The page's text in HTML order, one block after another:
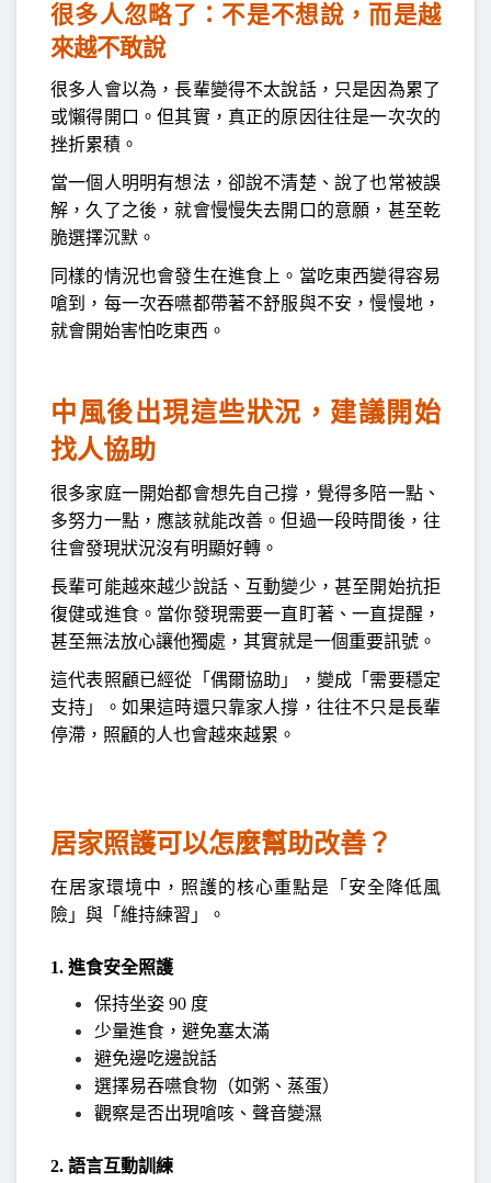
很多人忽略了：不是不想說，而是越
來越不敢說
很多人會以為，長輩變得不太說話，只是因為累了
或懶得開口。但其實，真正的原因往往是一次次的
挫折累積。
當一個人明明有想法，卻說不清楚、說了也常被誤
解，久了之後，就會慢慢失去開口的意願，甚至乾
脆選擇沉默。
同樣的情況也會發生在進食上。當吃東西變得容易
嗆到，每一次吞嚥都帶著不舒服與不安，慢慢地，
就會開始害怕吃東西。
中風後出現這些狀況，建議開始
找人協助
很多家庭一開始都會想先自己撐，覺得多陪一點、
多努力一點，應該就能改善。但過一段時間後，往
往會發現狀況沒有明顯好轉。
長輩可能越來越少說話、互動變少，甚至開始抗拒
復健或進食。當你發現需要一直盯著、一直提醒，
甚至無法放心讓他獨處，其實就是一個重要訊號。
這代表照顧已經從「偶爾協助」，變成「需要穩定
支持」。如果這時還只靠家人撐，往往不只是長輩
停滯，照顧的人也會越來越累。
居家照護可以怎麼幫助改善？
在居家環境中，照護的核心重點是「安全降低風
險」與「維持練習」。
1. 進食安全照護
保持坐姿 90 度
少量進食，避免塞太滿
避免邊吃邊說話
選擇易吞嚥食物（如粥、蒸蛋）
觀察是否出現嗆咳、聲音變濕
2. 語言互動訓練